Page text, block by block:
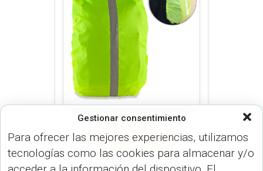
Gestionar consentimiento
Para ofrecer las mejores experiencias, utilizamos
tecnologías como las cookies para almacenar y/o
MORRALES)
MALETINES
(MALETINES Y MORRALES)
Protector para